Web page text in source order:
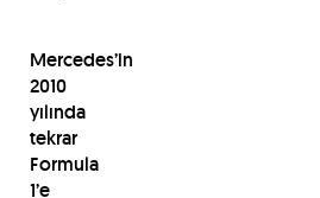
Mercedes’in
2010
yılında
tekrar
Formula
1’e